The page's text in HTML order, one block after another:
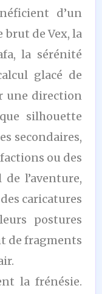
d’un
brut de Vex, la
la sérénité
glacé de
une direction
silhouette
secondaires,
factions ou des
l’aventure,
caricatures
postures
de fragments
la frénésie.